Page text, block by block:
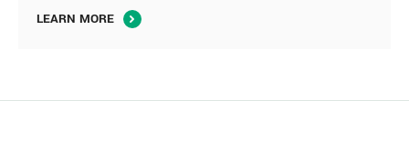
مستوياته في ثلاثة أشهر، وسط استمرار متابعة المستثمرين
LEARN MORE